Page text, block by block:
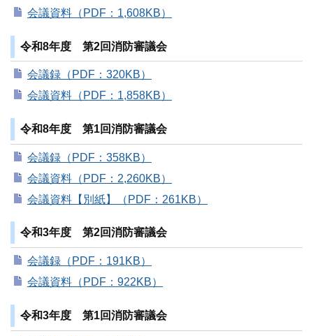
会議資料（PDF：1,608KB）
令和8年度 第2回消防審議会
会議録（PDF：320KB）
会議資料（PDF：1,858KB）
令和8年度 第1回消防審議会
会議録（PDF：358KB）
会議資料（PDF：2,260KB）
会議資料【別紙】（PDF：261KB）
令和3年度 第2回消防審議会
会議録（PDF：191KB）
会議資料（PDF：922KB）
令和3年度 第1回消防審議会